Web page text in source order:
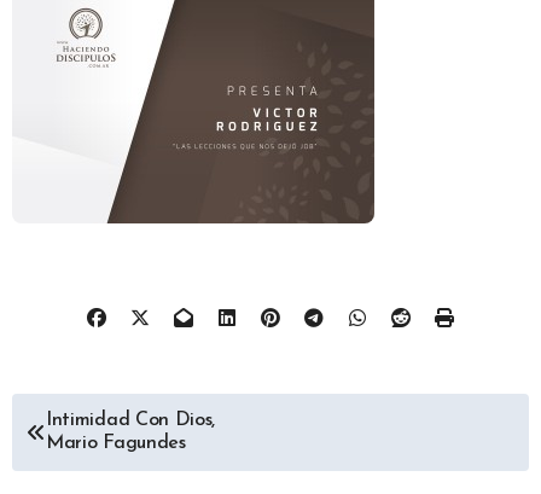
Navegación
de
Intimidad Con Dios,
Mario Fagundes